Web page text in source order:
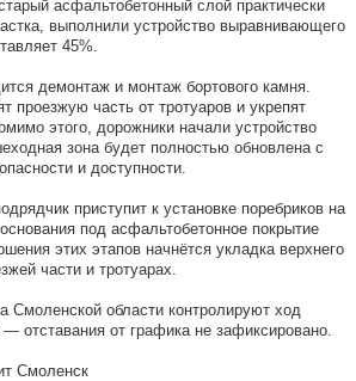
асфальтобетонный слой практически
выполнили устройство выравнивающего
45%.
демонтаж и монтаж бортового камня.
проезжую часть от тротуаров и укрепят
этого, дорожники начали устройство
зона будет полностью обновлена с
и доступности.
приступит к установке поребриков на
под асфальтобетонное покрытие
этих этапов начнётся укладка верхнего
части и тротуарах.
Смоленской области контролируют ход
отставания от графика не зафиксировано.
Смоленск